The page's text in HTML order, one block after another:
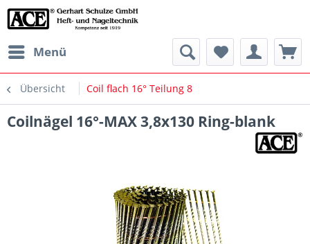
Menü
Übersicht Coil flach 16° Teilung 8
Coilnägel 16°-MAX 3,8x130 Ring-blank